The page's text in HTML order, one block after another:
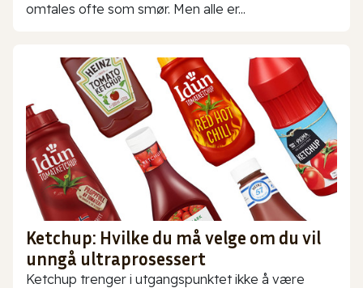
omtales ofte som smør. Men alle er...
Ketchup: Hvilke du må velge om du vil
unngå ultraprosessert
Ketchup trenger i utgangspunktet ikke å være